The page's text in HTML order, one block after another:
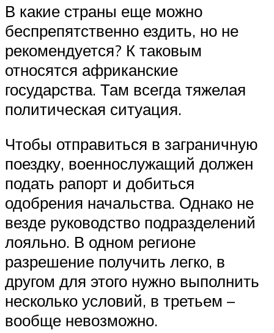
В какие страны еще можно
беспрепятственно ездить, но не
рекомендуется? К таковым
относятся африканские
государства. Там всегда тяжелая
политическая ситуация.
Чтобы отправиться в заграничную
поездку, военнослужащий должен
подать рапорт и добиться
одобрения начальства. Однако не
везде руководство подразделений
лояльно. В одном регионе
разрешение получить легко, в
другом для этого нужно выполнить
несколько условий, в третьем –
вообще невозможно.